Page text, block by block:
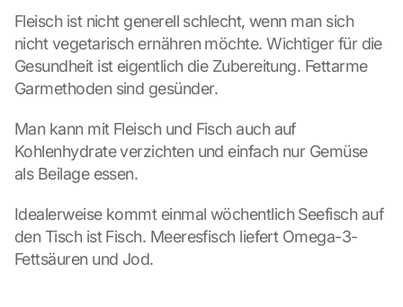
Fleisch ist nicht generell schlecht, wenn man sich
nicht vegetarisch ernähren möchte. Wichtiger für die
Gesundheit ist eigentlich die Zubereitung. Fettarme
Garmethoden sind gesünder.
Man kann mit Fleisch und Fisch auch auf
Kohlenhydrate verzichten und einfach nur Gemüse
als Beilage essen.
Idealerweise kommt einmal wöchentlich Seefisch auf
den Tisch ist Fisch. Meeresfisch liefert Omega-3-
Fettsäuren und Jod.
a
d
n
g
f
t
h
G
o
g